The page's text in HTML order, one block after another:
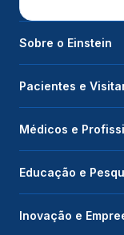
Sobre o Einstein
Pacientes e
Médicos e
Educação e
Inovação e